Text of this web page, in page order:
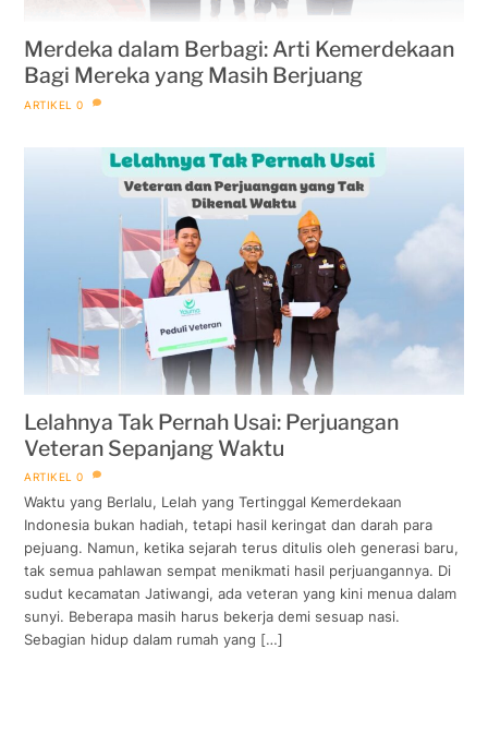
Merdeka dalam Berbagi: Arti Kemerdekaan
Bagi Mereka yang Masih Berjuang
ARTIKEL 0
Lelahnya Tak Pernah Usai: Perjuangan
Veteran Sepanjang Waktu
ARTIKEL 0
Waktu yang Berlalu, Lelah yang Tertinggal Kemerdekaan
Indonesia bukan hadiah, tetapi hasil keringat dan darah para
pejuang. Namun, ketika sejarah terus ditulis oleh generasi baru,
tak semua pahlawan sempat menikmati hasil perjuangannya. Di
sudut kecamatan Jatiwangi, ada veteran yang kini menua dalam
sunyi. Beberapa masih harus bekerja demi sesuap nasi.
Sebagian hidup dalam rumah yang […]